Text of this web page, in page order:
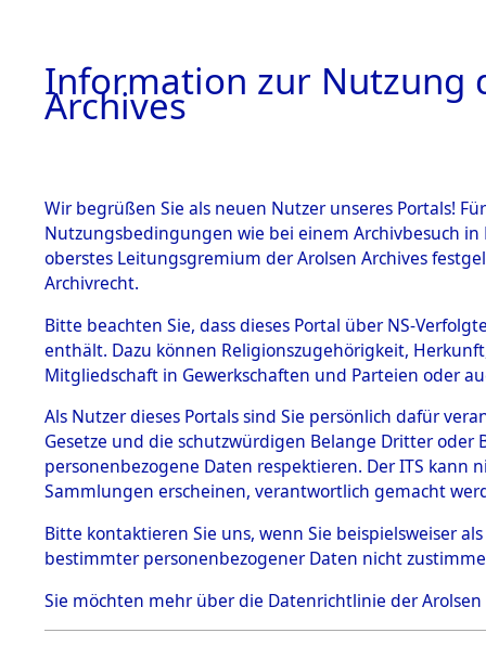
BESTÄNDE
1.
mente
5. Verschiedenes
5.3
Todesmärsche
5.3.1 Alliierte
Erhebungen
zu
Todesmärsch
en
5.3.2
Hoya→
Information zur Nutzung
Archives
Wir begrüßen Sie als neuen Nutzer unseres Portals!
Nutzungsbedingungen wie bei einem Archivbesuch
oberstes Leitungsgremium der Arolsen Archives
Archivrecht.
Bitte beachten Sie, dass dieses Portal über NS-
enthält. Dazu können Religionszugehörigkeit,
Mitgliedschaft in Gewerkschaften und Parteien oder
Als Nutzer dieses Portals sind Sie persönlich dafür
Gesetze und die schutzwürdigen Belange Dritter
personenbezogene Daten respektieren. Der ITS
Sammlungen erscheinen, verantwortlich gemacht
Bitte kontaktieren Sie uns, wenn Sie beispielsweiser
bestimmter personenbezogener Daten nicht
Sie möchten mehr über die Datenrichtlinie der Arolsen